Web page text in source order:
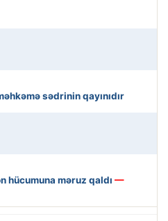
sədrinin qayınıdır
hücumuna məruz qaldı —